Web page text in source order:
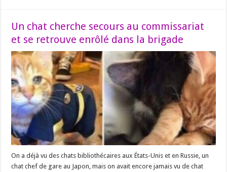
Un chat cherche secours au commissariat
et se retrouve enrôlé dans la brigade
On a déjà vu des chats bibliothécaires aux États-Unis et en Russie, un
chat chef de gare au Japon, mais on avait encore jamais vu de chat